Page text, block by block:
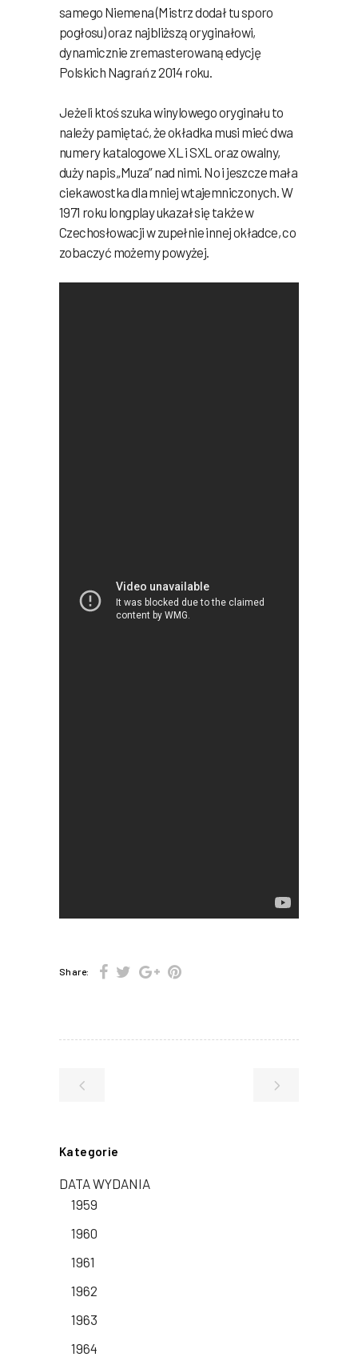
samego Niemena (Mistrz dodał tu sporo
pogłosu) oraz najbliższą oryginałowi,
dynamicznie zremasterowaną edycję
Polskich Nagrań z 2014 roku.
Jeżeli ktoś szuka winylowego oryginału to
należy pamiętać, że okładka musi mieć dwa
numery katalogowe XL i SXL oraz owalny,
duży napis „Muza” nad nimi. No i jeszcze mała
ciekawostka dla mniej wtajemniczonych. W
1971 roku longplay ukazał się także w
Czechosłowacji w zupełnie innej okładce, co
zobaczyć możemy powyżej.
Share:
Kategorie
DATA WYDANIA
1959
1960
1961
1962
1963
1964